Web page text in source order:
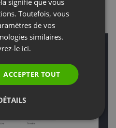
PORTUGUESE
signifie que vous
Toutefois, vous
de vos
similaires.
le ici.
ACCEPTER TOUT